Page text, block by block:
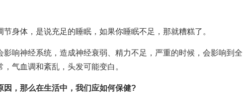
体，是说充足的睡眠，如果你睡眠不足，那就糟糕了。
神经系统，造成神经衰弱、精力不足，严重的时候，会影响到全
气血调和紊乱，头发可能变白。
，那么在生活中，我们应如何保健?